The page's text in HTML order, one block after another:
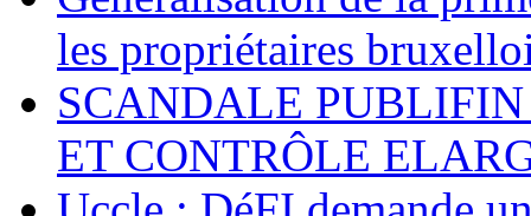
les propriétaires
SCANDALE
ET CONTRÔLE